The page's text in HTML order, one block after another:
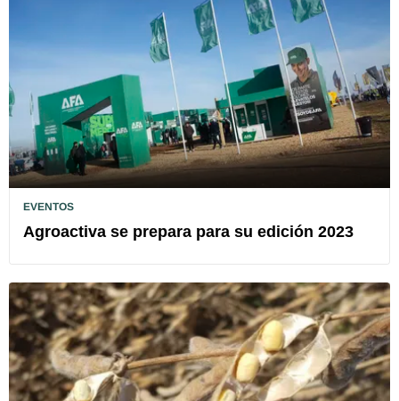
EVENTOS
Agroactiva se prepara para su edición 2023